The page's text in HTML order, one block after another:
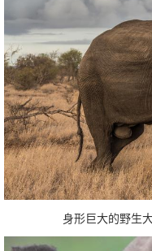
身形巨大的野生